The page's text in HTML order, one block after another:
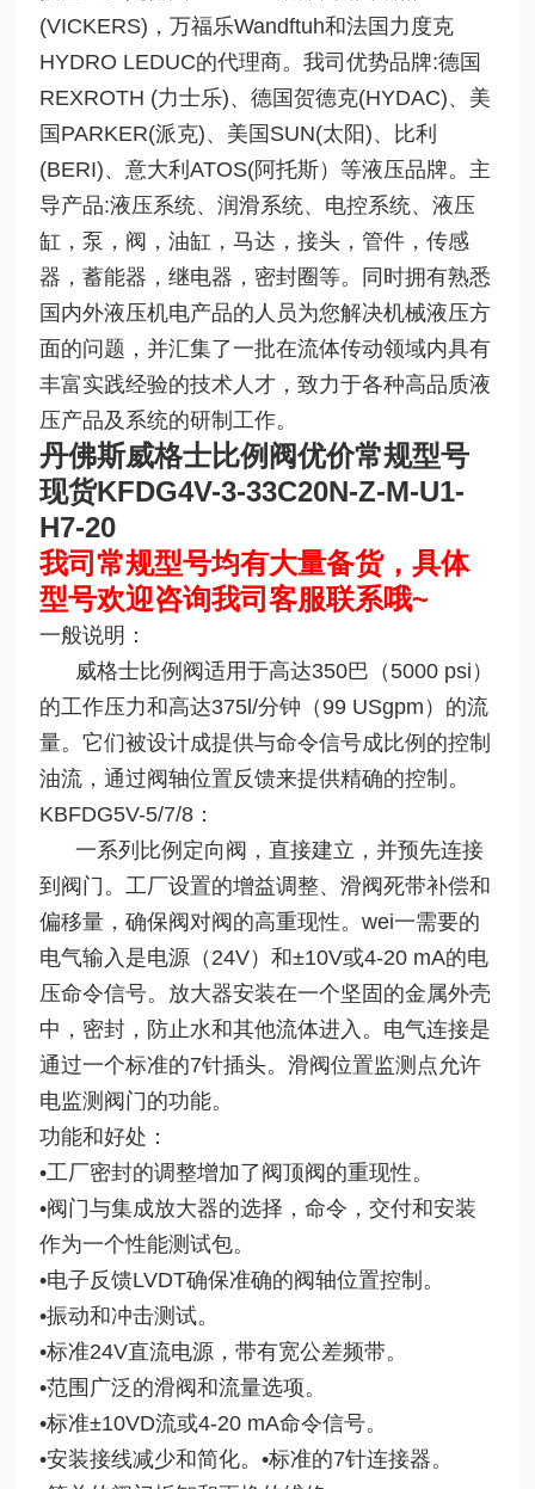
(VICKERS)，万福乐Wandftuh和法国力度克
HYDRO LEDUC的代理商。我司优势品牌:德国
REXROTH (力士乐)、德国贺德克(HYDAC)、美
国PARKER(派克)、美国SUN(太阳)、比利
(BERI)、意大利ATOS(阿托斯）等液压品牌。主
导产品:液压系统、润滑系统、电控系统、液压
缸，泵，阀，油缸，马达，接头，管件，传感
器，蓄能器，继电器，密封圈等。同时拥有熟悉
国内外液压机电产品的人员为您解决机械液压方
面的问题，并汇集了一批在流体传动领域内具有
丰富实践经验的技术人才，致力于各种高品质液
压产品及系统的研制工作。
丹佛斯威格士比例阀优价常规型号
现货KFDG4V-3-33C20N-Z-M-U1-
H7-20
我司常规型号均有大量备货，具体
型号欢迎咨询我司客服联系哦~
一般说明：
威格士比例阀适用于高达350巴（5000 psi）
的工作压力和高达375l/分钟（99 USgpm）的流
量。它们被设计成提供与命令信号成比例的控制
油流，通过阀轴位置反馈来提供精确的控制。
KBFDG5V-5/7/8：
一系列比例定向阀，直接建立，并预先连接
到阀门。工厂设置的增益调整、滑阀死带补偿和
偏移量，确保阀对阀的高重现性。wei一需要的
电气输入是电源（24V）和±10V或4-20 mA的电
压命令信号。放大器安装在一个坚固的金属外壳
中，密封，防止水和其他流体进入。电气连接是
通过一个标准的7针插头。滑阀位置监测点允许
电监测阀门的功能。
功能和好处：
•工厂密封的调整增加了阀顶阀的重现性。
•阀门与集成放大器的选择，命令，交付和安装
作为一个性能测试包。
•电子反馈LVDT确保准确的阀轴位置控制。
•振动和冲击测试。
•标准24V直流电源，带有宽公差频带。
•范围广泛的滑阀和流量选项。
•标准±10VD流或4-20 mA命令信号。
•安装接线减少和简化。•标准的7针连接器。